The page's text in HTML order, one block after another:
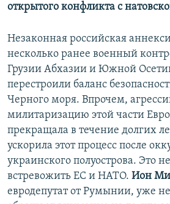
открытого конфликта с
Незаконная российская
несколько ранее военный
Грузии Абхазии и Южной
перестроили баланс
Черного моря. Впрочем,
милитаризацию этой части
прекращала в течение долгих
ускорила этот процесс после
украинского полуострова. Это
встревожить ЕС и НАТО. Ион
евродепутат от Румынии, уже